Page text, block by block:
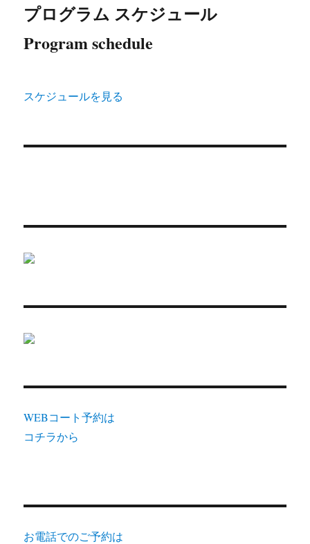
プログラム スケジュール
Program schedule
スケジュールを見る
WEBコート予約は
コチラから
お電話でのご予約は